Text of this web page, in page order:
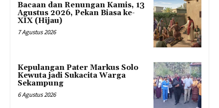
Bacaan dan Renungan Kamis, 13
Agustus 2026, Pekan Biasa ke-
XIX (Hijau)
7 Agustus 2026
Kepulangan Pater Markus Solo
Kewuta jadi Sukacita Warga
Sekampung
6 Agustus 2026